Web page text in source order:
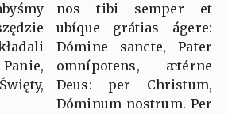
nos tibi semper et
ubíque grátias ágere:
Dómine sancte, Pater
omnípotens, ætérne
Deus: per Christum,
Dóminum nostrum. Per